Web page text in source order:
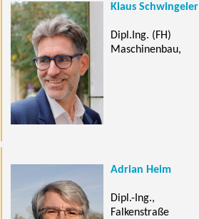
Klaus Schwingeler
Dipl.Ing. (FH)
Maschinenbau,
Adrian Heim
Dipl.-Ing.,
Falkenstraße